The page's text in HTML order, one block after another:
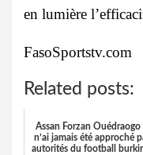
en lumière
FasoSportstv.com
Related posts:
Assan Forzan Ouédraogo
n’ai jamais été approché
autorités du football